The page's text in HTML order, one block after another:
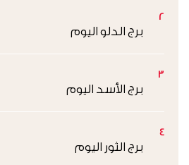
2
برج الدلو اليوم
3
برج الأسد اليوم
4
برج الثور اليوم